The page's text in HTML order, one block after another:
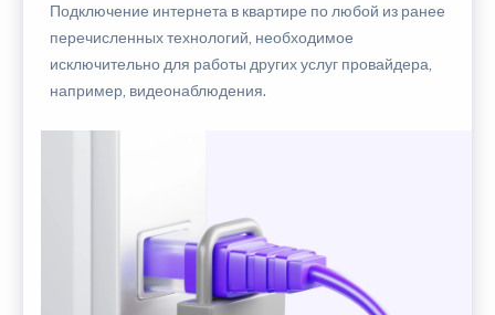
Подключение интернета в квартире по любой из ранее
перечисленных технологий, необходимое
исключительно для работы других услуг провайдера,
например, видеонаблюдения.